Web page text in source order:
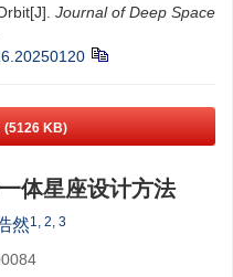
Journal of Deep Space
(5126 KB)
体星座设计方法
然1, 2, 3